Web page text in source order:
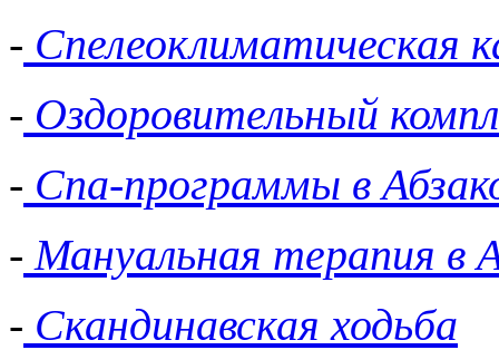
- Спелеоклиматическая
- Оздоровительный
- Спа-программы в
- Мануальная терапия в
- Скандинавская ходьба